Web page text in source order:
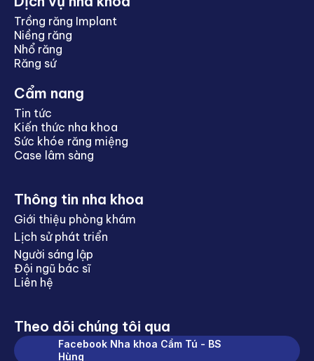
Trồng răng Implant
Niềng răng
Nhổ răng
Răng sứ
Cẩm nang
Tin tức
Kiến thức nha khoa
Sức khóe răng miệng
Case lâm sàng
Thông tin nha khoa
Giới thiệu phòng khám
Lịch sử phát triển
Người sáng lập
Đội ngũ bác sĩ
Liên hệ
Theo dõi chúng tôi qua
Facebook Nha khoa Cẩm Tú - BS
Hùng